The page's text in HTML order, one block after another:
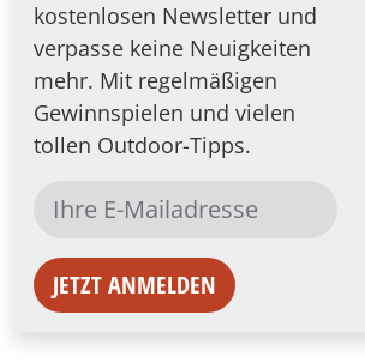
kostenlosen Newsletter und
verpasse keine Neuigkeiten
mehr. Mit regelmäßigen
Gewinnspielen und vielen
tollen Outdoor-Tipps.
JETZT ANMELDEN